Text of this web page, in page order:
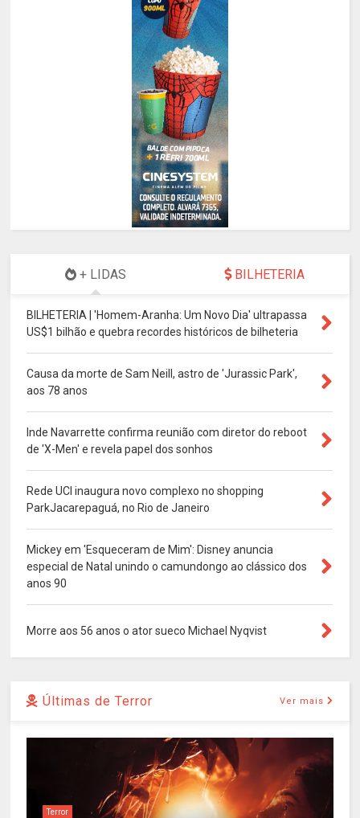
+ LIDAS BILHETERIA
BILHETERIA | 'Homem-Aranha: Um Novo Dia' ultrapassa
US$1 bilhão e quebra recordes históricos de bilheteria
Causa da morte de Sam Neill, astro de 'Jurassic Park',
aos 78 anos
Inde Navarrette confirma reunião com diretor do reboot
de 'X-Men' e revela papel dos sonhos
Rede UCI inaugura novo complexo no shopping
ParkJacarepaguá, no Rio de Janeiro
Mickey em 'Esqueceram de Mim': Disney anuncia
especial de Natal unindo o camundongo ao clássico dos
anos 90
Morre aos 56 anos o ator sueco Michael Nyqvist
Últimas de Terror Ver mais
Terror